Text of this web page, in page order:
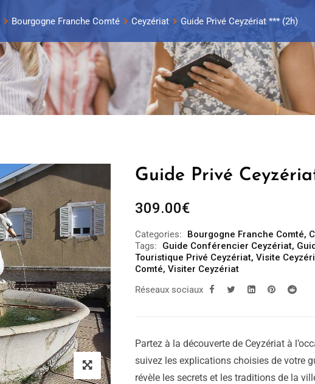
Bourgogne Franche Comté Ceyzériat Guide Privé Ceyzériat *** (2h)
Guide Privé
309.00€
Categories: Bourgogne Franche Comté,
Tags:
Guide Conférencier Ceyzériat,
Touristique Privé Ceyzériat, Visite
Comté, Visiter Ceyzériat
Réseaux sociaux
Partez à la découverte de Ceyzériat à
suivez les explications choisies de votre
révèle les secrets et les traditions de la